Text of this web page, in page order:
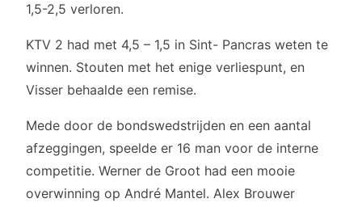
1,5-2,5 verloren.
KTV 2 had met 4,5 – 1,5 in Sint- Pancras weten te
winnen. Stouten met het enige verliespunt, en
Visser behaalde een remise.
Mede door de bondswedstrijden en een aantal
afzeggingen, speelde er 16 man voor de interne
competitie. Werner de Groot had een mooie
overwinning op André Mantel. Alex Brouwer